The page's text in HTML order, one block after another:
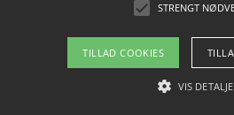
Copyright 2026 -
Om / kontakt
Blog
STRENGT
TILLAD COOKIES
VIS